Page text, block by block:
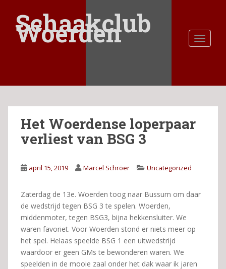
a
Schaakclub
Woerden
Het Woerdense loperpaar
verliest van BSG 3
april 15, 2019 Marcel Schröer Uncategorized
Zaterdag de 13e. Woerden toog naar Bussum om daar
de wedstrijd tegen BSG 3 te spelen. Woerden,
middenmoter, tegen BSG3, bijna hekkensluiter. We
waren favoriet. Voor Woerden stond er niets meer op
het spel. Helaas speelde BSG 1 een uitwedstrijd
waardoor er geen GMs te bewonderen waren. We
speelden in de mooie zaal onder het dak waar ik jaren